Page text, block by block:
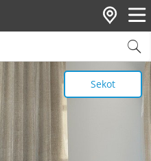
Sekot